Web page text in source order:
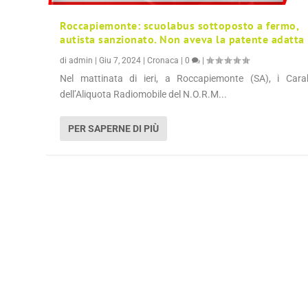
Roccapiemonte: scuolabus sottoposto a fermo,
autista sanzionato. Non aveva la patente adatta
diadmin |Giu 7, 2024 |Cronaca |0 |
Nel mattinata di ieri, a Roccapiemonte (SA), i
dell’Aliquota Radiomobile del N.O.R.M...
PER SAPERNE DI PIÙ